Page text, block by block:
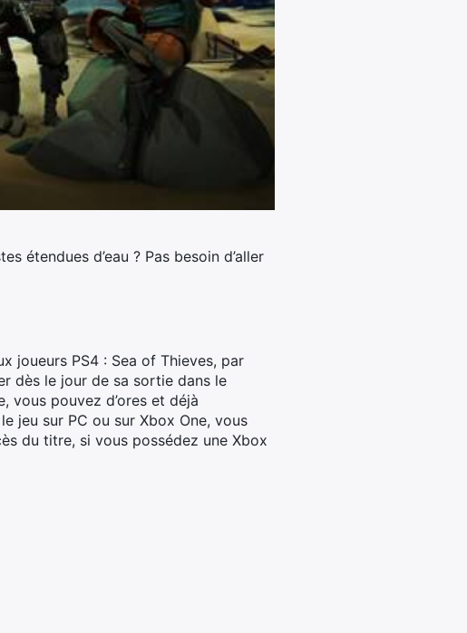
étendues d’eau ? Pas besoin d’aller
joueurs PS4 : Sea of Thieves, par
dès le jour de sa sortie dans le
vous pouvez d’ores et déjà
jeu sur PC ou sur Xbox One, vous
du titre, si vous possédez une Xbox